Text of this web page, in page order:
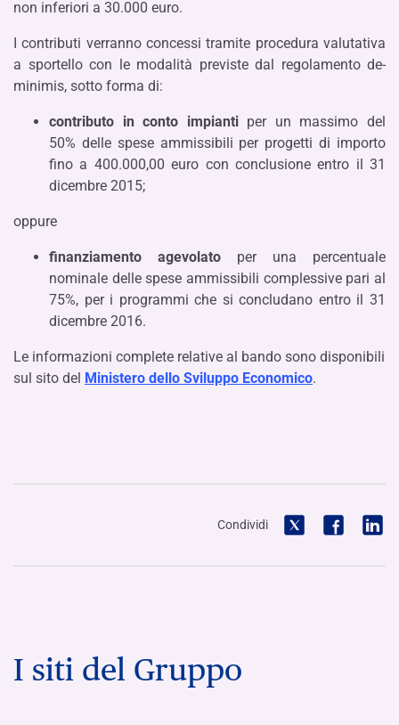
non inferiori a 30.000 euro.
I contributi verranno concessi tramite procedura valutativa
a sportello con le modalità previste dal regolamento de-
minimis, sotto forma di:
contributo in conto impiantiper un massimo del
50% delle spese ammissibili per progetti di importo
fino a 400.000,00 euro con conclusione entro il 31
dicembre 2015;
oppure
finanziamento agevolato per una percentuale
nominale delle spese ammissibili complessive pari al
75%, per i programmi che si concludano entro il 31
dicembre 2016.
Le informazioni complete relative al bando sono disponibili
sul sito del Ministero dello Sviluppo Economico.
Condividi
I siti del Gruppo